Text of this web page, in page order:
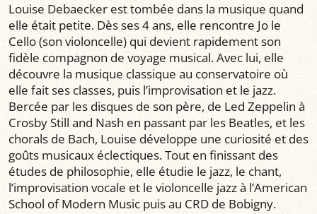
Louise Debaecker est tombée dans la musique quand
elle était petite. Dès ses 4 ans, elle rencontre Jo le
Cello (son violoncelle) qui devient rapidement son
fidèle compagnon de voyage musical. Avec lui, elle
découvre la musique classique au conservatoire où
elle fait ses classes, puis l’improvisation et le jazz.
Bercée par les disques de son père, de Led Zeppelin à
Crosby Still and Nash en passant par les Beatles, et les
chorals de Bach, Louise développe une curiosité et des
goûts musicaux éclectiques. Tout en finissant des
études de philosophie, elle étudie le jazz, le chant,
l’improvisation vocale et le violoncelle jazz à l’American
School of Modern Music puis au CRD de Bobigny.